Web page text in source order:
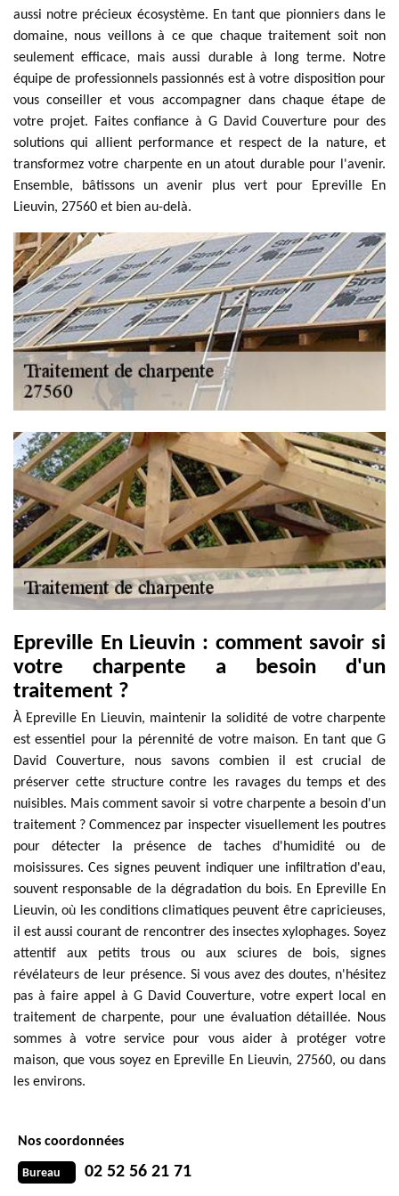
aussi notre précieux écosystème. En tant que pionniers dans le
domaine, nous veillons à ce que chaque traitement soit non
seulement efficace, mais aussi durable à long terme. Notre
équipe de professionnels passionnés est à votre disposition pour
vous conseiller et vous accompagner dans chaque étape de
votre projet. Faites confiance à G David Couverture pour des
solutions qui allient performance et respect de la nature, et
transformez votre charpente en un atout durable pour l'avenir.
Ensemble, bâtissons un avenir plus vert pour Epreville En
Lieuvin, 27560 et bien au-delà.
Epreville En Lieuvin : comment savoir si
votre charpente a besoin d'un
traitement ?
À Epreville En Lieuvin, maintenir la solidité de votre charpente
est essentiel pour la pérennité de votre maison. En tant que G
David Couverture, nous savons combien il est crucial de
préserver cette structure contre les ravages du temps et des
nuisibles. Mais comment savoir si votre charpente a besoin d'un
traitement ? Commencez par inspecter visuellement les poutres
pour détecter la présence de taches d'humidité ou de
moisissures. Ces signes peuvent indiquer une infiltration d'eau,
souvent responsable de la dégradation du bois. En Epreville En
Lieuvin, où les conditions climatiques peuvent être capricieuses,
il est aussi courant de rencontrer des insectes xylophages. Soyez
attentif aux petits trous ou aux sciures de bois, signes
révélateurs de leur présence. Si vous avez des doutes, n'hésitez
pas à faire appel à G David Couverture, votre expert local en
traitement de charpente, pour une évaluation détaillée. Nous
sommes à votre service pour vous aider à protéger votre
maison, que vous soyez en Epreville En Lieuvin, 27560, ou dans
les environs.
Nos coordonnées
Bureau 02 52 56 21 71